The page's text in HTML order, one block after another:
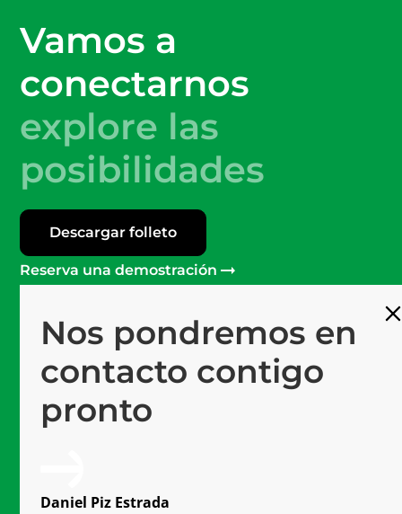
Vamos a
conectarnos
explore las
posibilidades
Descargar folleto
Reserva una demostración
Nos pondremos en
contacto contigo
pronto
Daniel Piz Estrada
Más de 120
Profesionales en Mprise
Software #1
Plataforma de última generación